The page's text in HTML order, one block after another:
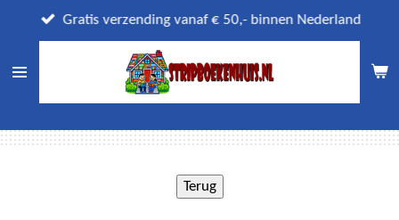
direct
naar
Gratis verzending vanaf € 50,- binnen Nederland